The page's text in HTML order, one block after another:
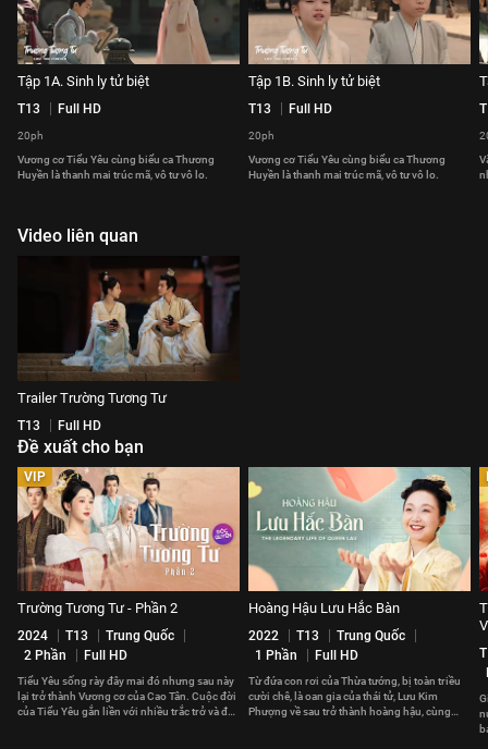
Tập 1A. Sinh ly tử biệt
T13 Full HD
20ph
Vương cơ Tiểu Yêu cùng biểu ca Thương
Huyền là thanh mai trúc mã, vô tư vô lo.
Tập 1B. Sinh ly tử biệt
T13 Full HD
20ph
Vương cơ Tiểu Yêu cùng biểu ca Thương
Huyền là thanh mai trúc mã, vô tư vô lo.
Video liên quan
Trailer Trường Tương Tư
T13 Full HD
Đề xuất cho bạn
VIP
Trường Tương Tư - Phần 2
2024 T13
Trung Quốc
2 Phần
Full HD
Tiểu Yêu sống rày đây mai đó nhưng sau này
lại trở thành Vương cơ của Cao Tân. Cuộc đời
của Tiểu Yêu gắn liền với nhiều trắc trở và đau
Hoàng Hậu Lưu Hắc Bàn
2022 T13
Trung Quốc
1 Phần
Full HD
Từ đứa con rơi của Thừa tướng, bị toàn triều
cười chê, là oan gia của thái tử, Lưu Kim
Phượng về sau trở thành hoàng hậu, cùng